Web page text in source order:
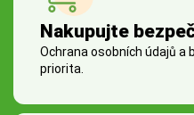
Nakupujte
Ochrana osobních údajů a
priorita.